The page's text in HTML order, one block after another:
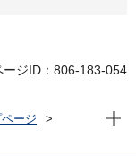
ージID：806-183-054
ージ
現在